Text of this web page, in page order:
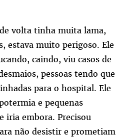
volta tinha muita lama,
estava muito perigoso. Ele
caindo, viu casos de
pessoas tendo que
para o hospital. Ele
e pequenas
iria embora. Precisou
não desistir e prometiam